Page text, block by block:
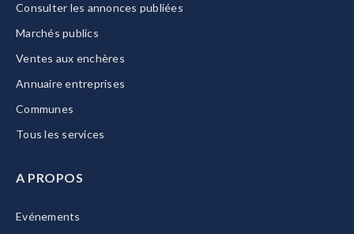
Consulter les annonces publiées
Marchés publics
Ventes aux enchères
Annuaire entreprises
Communes
Tous les services
A PROPOS
Evénements